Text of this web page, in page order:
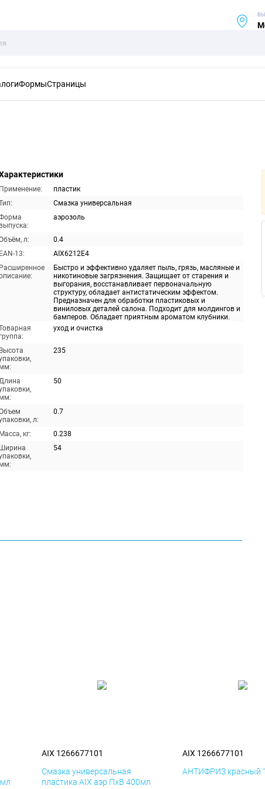
ФормыСтраницы
Применение:
пластик
Смазка универсальная
выпуска:
аэрозоль
л:
0.4
EAN-13:
AIX6212E4
Расширенное
Быстро и эффективно удаляет пыль, грязь, масляные и
никотиновые загрязнения. Защищает от старения и
выгорания, восстанавливает первоначальную
структуру, обладает антистатическим эффектом.
Предназначен для обработки пластиковых и
виниловых деталей салона. Подходит для молдингов и
бамперов. Обладает приятным ароматом клубники.
группа:
уход и очистка
Высота
мм:
235
мм:
50
л:
0.7
Масса, кг:
0.238
Ширина
мм:
54
AIX 1266677101
Смазка универсальная
пластика AIX аэр ПхВ 400мл
AIX 1266677101
АНТИФРИЗ красный